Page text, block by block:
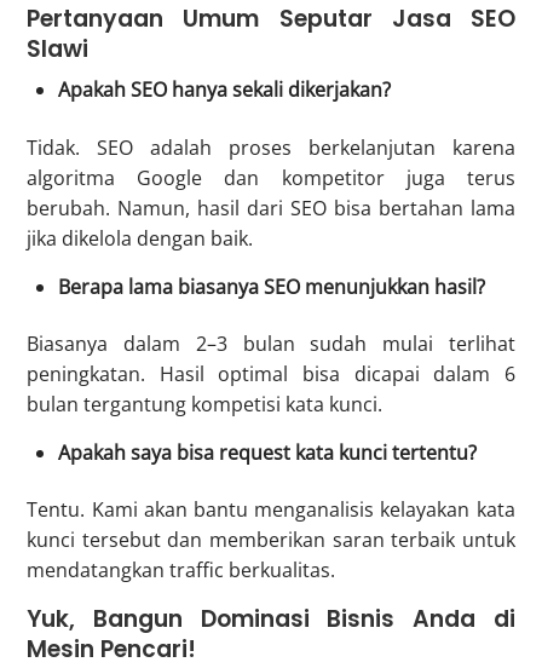
Pertanyaan Umum Seputar Jasa SEO
Slawi
Apakah SEO hanya sekali dikerjakan?
Tidak. SEO adalah proses berkelanjutan karena
algoritma Google dan kompetitor juga terus
berubah. Namun, hasil dari SEO bisa bertahan lama
jika dikelola dengan baik.
Berapa lama biasanya SEO menunjukkan hasil?
Biasanya dalam 2–3 bulan sudah mulai terlihat
peningkatan. Hasil optimal bisa dicapai dalam 6
bulan tergantung kompetisi kata kunci.
Apakah saya bisa request kata kunci tertentu?
Tentu. Kami akan bantu menganalisis kelayakan kata
kunci tersebut dan memberikan saran terbaik untuk
mendatangkan traffic berkualitas.
Yuk, Bangun Dominasi Bisnis Anda di
Mesin Pencari!